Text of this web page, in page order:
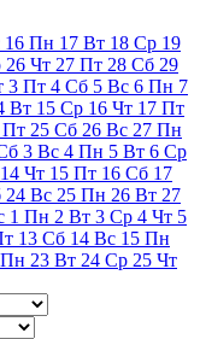
16 Пн 17 Вт 18 Ср 19
26 Чт 27 Пт 28 Сб 29
3 Пт 4 Сб 5 Вс 6 Пн 7
Вт 15 Ср 16 Чт 17 Пт
Пт 25 Сб 26 Вс 27 Пн
3 Вс 4 Пн 5 Вт 6 Ср
14 Чт 15 Пт 16 Сб 17
24 Вс 25 Пн 26 Вт 27
1 Пн 2 Вт 3 Ср 4 Чт 5
13 Сб 14 Вс 15 Пн
Пн 23 Вт 24 Ср 25 Чт